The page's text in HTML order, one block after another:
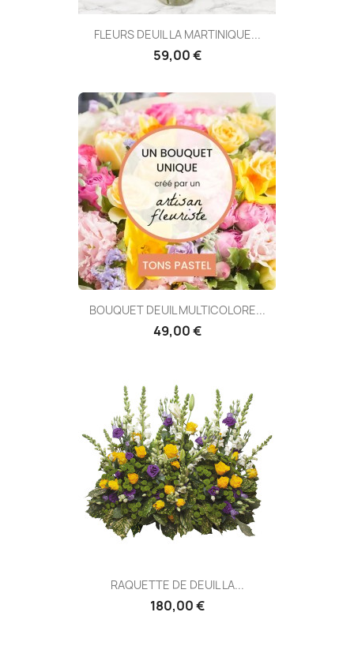
FLEURS DEUIL LA MARTINIQUE...
59,00 €
BOUQUET DEUIL MULTICOLORE...
49,00 €
RAQUETTE DE DEUIL LA...
180,00 €